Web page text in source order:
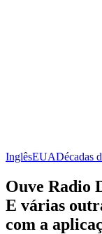
InglêsEUADécadas
Ouve Radio
E várias
com a